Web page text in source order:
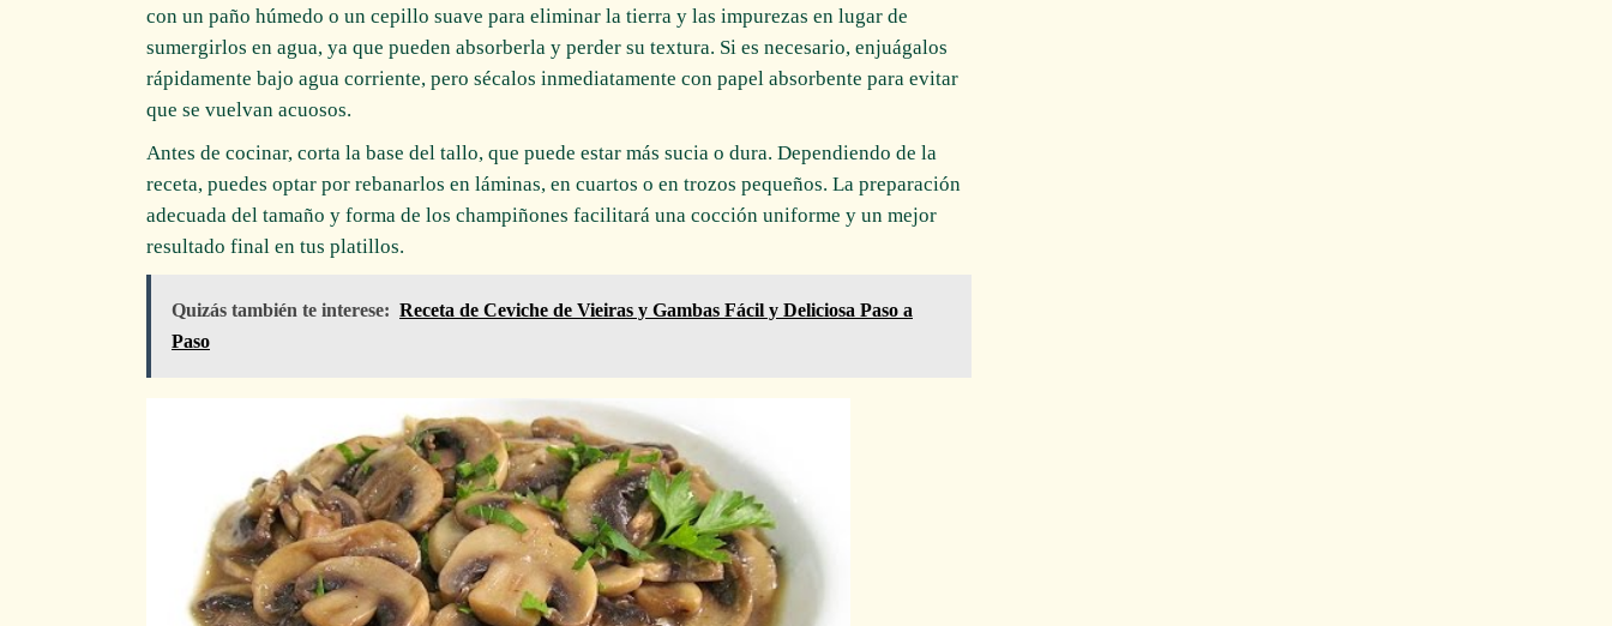
con un paño húmedo o un cepillo suave para eliminar la tierra y las impurezas en lugar de
sumergirlos en agua, ya que pueden absorberla y perder su textura. Si es necesario, enjuágalos
rápidamente bajo agua corriente, pero sécalos inmediatamente con papel absorbente para evitar
que se vuelvan acuosos.
Antes de cocinar, corta la base del tallo, que puede estar más sucia o dura. Dependiendo de la
receta, puedes optar por rebanarlos en láminas, en cuartos o en trozos pequeños. La preparación
adecuada del tamaño y forma de los champiñones facilitará una cocción uniforme y un mejor
resultado final en tus platillos.
Quizás también te interese: Receta de Ceviche de Vieiras y Gambas Fácil y Deliciosa Paso a
Paso